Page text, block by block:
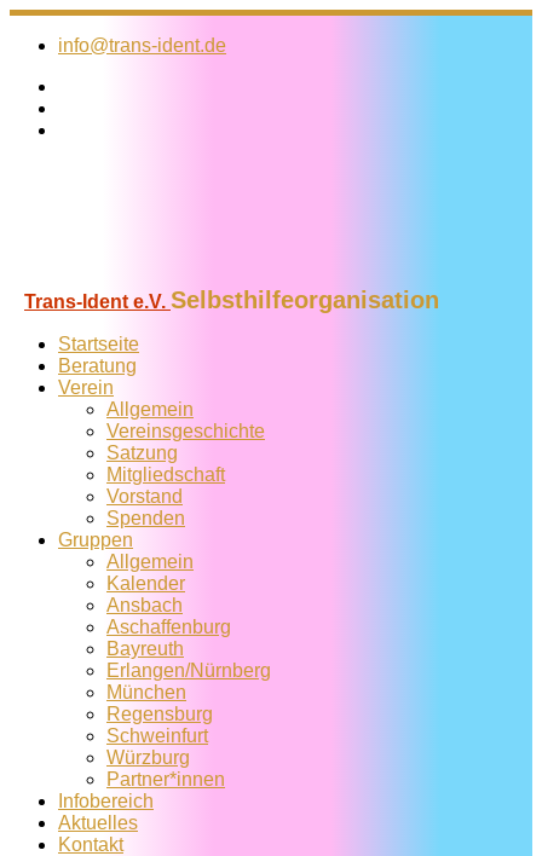
Zum
Inhalt
info@trans-ident.de
Trans-Ident e.V. Selbsthilfeorganisation
Startseite
Beratung
Verein
Allgemein
Vereins­geschichte
Satzung
Mitglied­schaft
Vorstand
Spenden
Gruppen
Allgemein
Kalender
Ansbach
Aschaffenburg
Bayreuth
Erlangen/Nürnberg
München
Regensburg
Schweinfurt
Würzburg
Partner*innen
Infobereich
Aktuelles
Kontakt